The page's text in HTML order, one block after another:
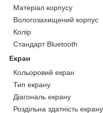
Матеріал корпусу
Вологозахищений корпус
Колір
Стандарт Bluetooth
Екран
Кольоровий екран
Тип екрану
Діагональ екрану
Роздільна здатність екрану